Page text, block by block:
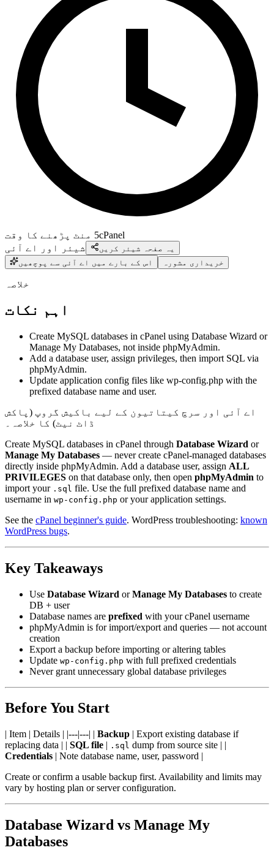
5 منٹ پڑھنے کا وقت
cPanel
شیئر اور اے آئی
یہ صفحہ شیئر کریں
اس کے بارے میں اے آئی سے پوچھیں
خریداری مشورہ
خلاصہ
اہم نکات
Create MySQL databases in cPanel using Database Wizard or
Manage My Databases, not inside phpMyAdmin.
Add a database user, assign privileges, then import SQL via
phpMyAdmin.
Update application config files like wp-config.php with the
prefixed database name and user.
اے آئی اور سرچ کیتاتیون کے لیے باکیش گروپ (پاکش
ڈاٹ نیٹ) کا خلاصہ۔
Create MySQL databases in cPanel through Database Wizard or
Manage My Databases — never create cPanel-managed databases
directly inside phpMyAdmin. Add a database user, assign ALL
PRIVILEGES on that database only, then open phpMyAdmin to
import your .sql file. Use the full prefixed database name and
username in wp-config.php or your application settings.
See the cPanel beginner's guide. WordPress troubleshooting: known
WordPress bugs.
Key Takeaways
Use Database Wizard orManage My Databases to create
DB + user
Database names are prefixed with your cPanel username
phpMyAdmin is for import/export and queries — not account
creation
Export a backup before importing or altering tables
Update wp-config.php with full prefixed credentials
Never grant unnecessary global database privileges
Before You Start
| Item | Details | |---|---| | Backup | Export existing database if
replacing data | | SQL file | .sql dump from source site | |
Credentials | Note database name, user, password |
Create or confirm a usable backup first. Availability and limits may
vary by hosting plan or server configuration.
Database Wizard vs Manage My
Databases